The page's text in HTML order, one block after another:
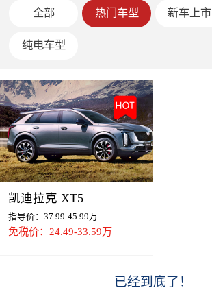
全部 热门车型 新车上市
纯电车型
凯迪拉克 XT5
指导价：37.99-45.99万
免税价：24.49-33.59万
已经到底了！